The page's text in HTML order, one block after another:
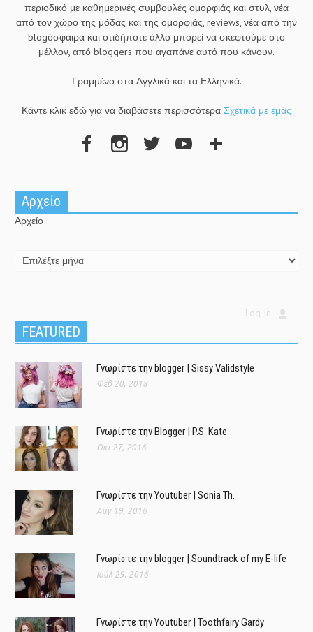
περιοδικό με καθημερινές συμβουλές ομορφιάς και στυλ, νέα
από τον χώρο της μόδας και της ομορφιάς, reviews, νέα από την
blogόσφαιρα και οτιδήποτε άλλο μπορεί να σκεφτούμε στο
μέλλον, από bloggers που αγαπάνε αυτό που κάνουν.
Γραμμένο στα Αγγλικά και τα Ελληνικά.
Κάντε κλικ εδώ για να διαβάσετε περισσότερα Σχετικά με εμάς
Αρχείο
Αρχείο
Log In
FEATURED
Γνωρίστε την blogger | Sissy Validstyle
Φεβ 20, 2018
Γνωρίστε την Blogger | P.S. Kate
Οκτ 27, 2016
Γνωρίστε την Youtuber | Sonia Th.
Αυγ 19, 2016
Γνωρίστε την blogger | Soundtrack of my E-life
Ιούλ 29, 2016
Γνωρίστε την Youtuber | Toothfairy Gardy